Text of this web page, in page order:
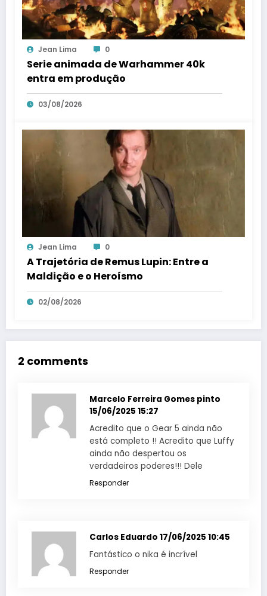
Jean Lima 0
Serie animada de Warhammer 40k
entra em produção
03/08/2026
Jean Lima 0
A Trajetória de Remus Lupin: Entre a
Maldição e o Heroísmo
02/08/2026
2 comments
Marcelo Ferreira Gomes pinto
15/06/2025 15:27
Acredito que o Gear 5 ainda não
está completo !! Acredito que Luffy
ainda não despertou os
verdadeiros poderes!!! Dele
Responder
Carlos Eduardo 17/06/2025 10:45
Fantástico o nika é incrível
Responder